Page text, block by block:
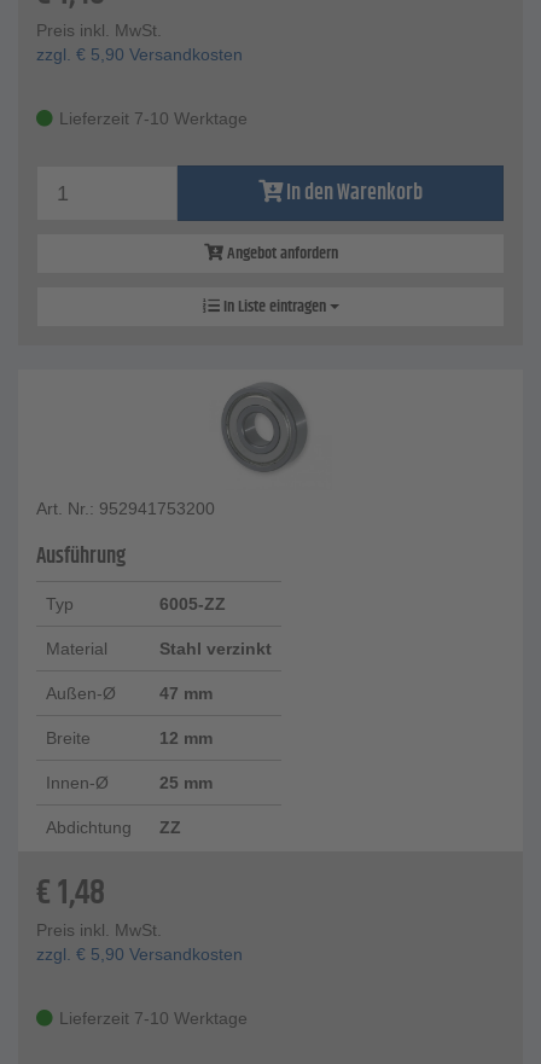
Preis inkl. MwSt.
zzgl. € 5,90 Versandkosten
Lieferzeit 7-10 Werktage
In den Warenkorb
Angebot anfordern
In Liste eintragen
Art. Nr.: 952941753200
Ausführung
Typ 6005-ZZ
Material Stahl verzinkt
Außen-Ø 47 mm
Breite 12 mm
Innen-Ø 25 mm
Abdichtung ZZ
€1,48
Preis inkl. MwSt.
zzgl. € 5,90 Versandkosten
Lieferzeit 7-10 Werktage